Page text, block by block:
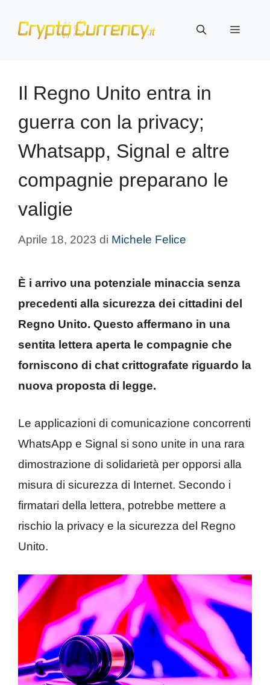
Menu
Il Regno Unito entra in
guerra con la privacy;
Whatsapp, Signal e altre
compagnie preparano le
valigie
Aprile 18, 2023 di Michele Felice
È i arrivo una potenziale minaccia senza
precedenti alla sicurezza dei cittadini del
Regno Unito. Questo affermano in una
sentita lettera aperta le compagnie che
forniscono di chat crittografate riguardo la
nuova proposta di legge.
Le applicazioni di comunicazione concorrenti
WhatsApp e Signal si sono unite in una rara
dimostrazione di solidarietà per opporsi alla
misura di sicurezza di Internet. Secondo i
firmatari della lettera, potrebbe mettere a
rischio la privacy e la sicurezza del Regno
Unito.